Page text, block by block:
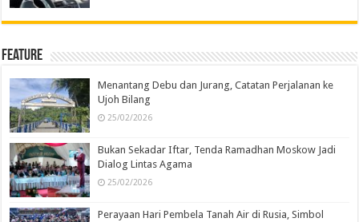
Feature
Menantang Debu dan Jurang, Catatan Perjalanan ke
Ujoh Bilang
25/02/2026
Bukan Sekadar Iftar, Tenda Ramadhan Moskow Jadi
Dialog Lintas Agama
25/02/2026
Perayaan Hari Pembela Tanah Air di Rusia, Simbol